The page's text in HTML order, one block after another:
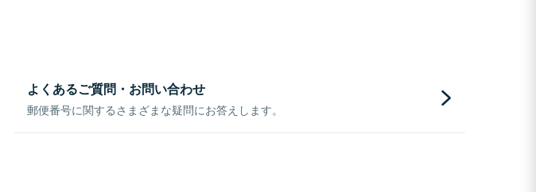
よくあるご質問・お問い合わせ
郵便番号に関するさまざまな疑問にお答えします。